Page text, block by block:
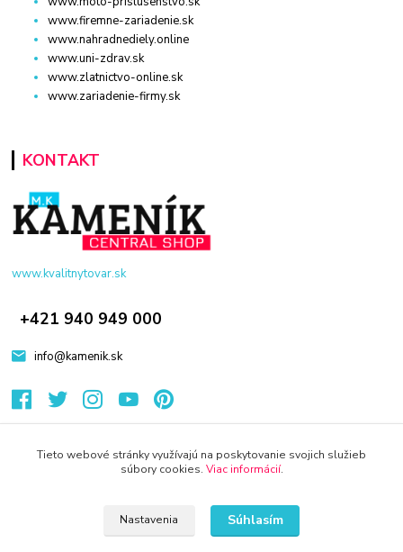
www.firemne-zariadenie.sk
www.nahradnediely.online
www.uni-zdrav.sk
www.zlatnictvo-online.sk
www.zariadenie-firmy.sk
KONTAKT
www.kvalitnytovar.sk
+421 940 949 000
info@kamenik.sk
Tieto webové stránky využívajú na poskytovanie svojich služieb
súbory cookies. Viac informácií.
Nastavenia Súhlasím